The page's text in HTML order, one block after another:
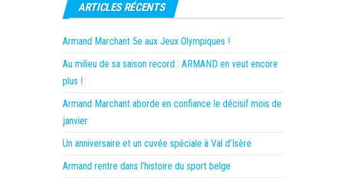
ARTICLES RÉCENTS
Armand Marchant 5e aux Jeux Olympiques !
Au milieu de sa saison record : ARMAND en veut encore
plus !
Armand Marchant aborde en confiance le décisif mois de
janvier
Un anniversaire et un cuvée spéciale à Val d’Isère
Armand rentre dans l’histoire du sport belge